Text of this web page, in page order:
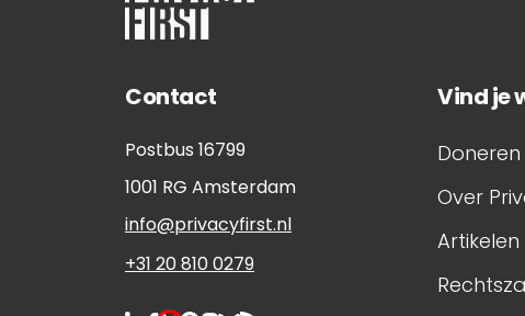
Contact
Postbus 16799
1001 RG Amsterdam
info@privacyfirst.nl
+31 20 810 0279
Vind je
Doneren
Over
Artikelen